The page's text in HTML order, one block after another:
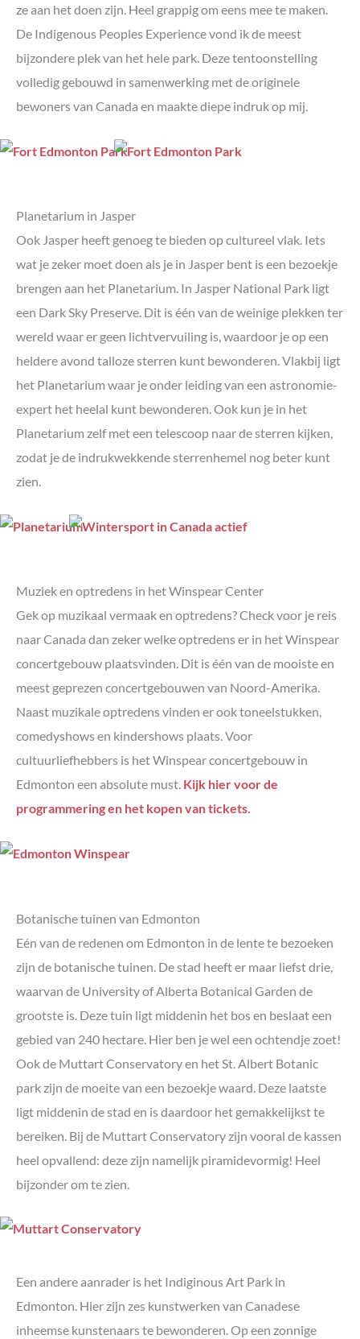
ze aan het doen zijn. Heel grappig om eens mee te maken.
De Indigenous Peoples Experience vond ik de meest
bijzondere plek van het hele park. Deze tentoonstelling
volledig gebouwd in samenwerking met de originele
bewoners van Canada en maakte diepe indruk op mij.
Planetarium in Jasper
Ook Jasper heeft genoeg te bieden op cultureel vlak. Iets
wat je zeker moet doen als je in Jasper bent is een bezoekje
brengen aan het Planetarium. In Jasper National Park ligt
een Dark Sky Preserve. Dit is één van de weinige plekken ter
wereld waar er geen lichtvervuiling is, waardoor je op een
heldere avond talloze sterren kunt bewonderen. Vlakbij ligt
het Planetarium waar je onder leiding van een astronomie-
expert het heelal kunt bewonderen. Ook kun je in het
Planetarium zelf met een telescoop naar de sterren kijken,
zodat je de indrukwekkende sterrenhemel nog beter kunt
zien.
Muziek en optredens in het Winspear Center
Gek op muzikaal vermaak en optredens? Check voor je reis
naar Canada dan zeker welke optredens er in het Winspear
concertgebouw plaatsvinden. Dit is één van de mooiste en
meest geprezen concertgebouwen van Noord-Amerika.
Naast muzikale optredens vinden er ook toneelstukken,
comedyshows en kindershows plaats. Voor
cultuurliefhebbers is het Winspear concertgebouw in
Edmonton een absolute must. Kijk hier voor de
programmering en het kopen van tickets.
Botanische tuinen van Edmonton
Eén van de redenen om Edmonton in de lente te bezoeken
zijn de botanische tuinen. De stad heeft er maar liefst drie,
waarvan de University of Alberta Botanical Garden de
grootste is. Deze tuin ligt middenin het bos en beslaat een
gebied van 240 hectare. Hier ben je wel een ochtendje zoet!
Ook de Muttart Conservatory en het St. Albert Botanic
park zijn de moeite van een bezoekje waard. Deze laatste
ligt middenin de stad en is daardoor het gemakkelijkst te
bereiken. Bij de Muttart Conservatory zijn vooral de kassen
heel opvallend: deze zijn namelijk piramidevormig! Heel
bijzonder om te zien.
Een andere aanrader is het Indiginous Art Park in
Edmonton. Hier zijn zes kunstwerken van Canadese
inheemse kunstenaars te bewonderen. Op een zonnige